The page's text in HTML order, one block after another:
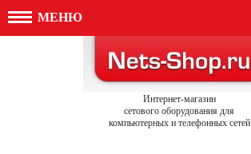
МЕНЮ
Интернет-магазин
сетового оборудования для
компьютерных и телефонных сетей